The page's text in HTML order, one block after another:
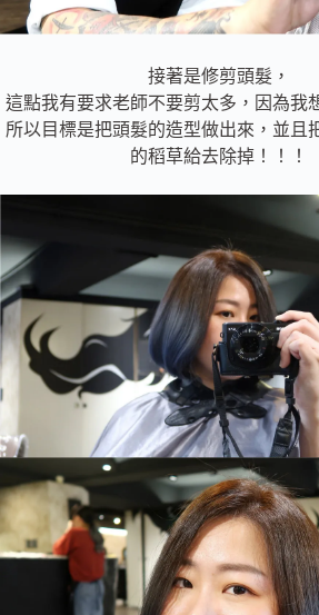
接著是修剪頭髮，
這點我有要求老師不要剪太多，因為我
所以目標是把頭髮的造型做出來，並且
的稻草給去除掉！！！